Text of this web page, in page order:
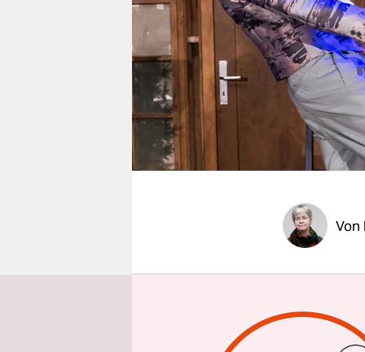
veranstaltungen
shop
fragen & hilfe
unterstützen
abo
genossenschaft
Von
Dreimal